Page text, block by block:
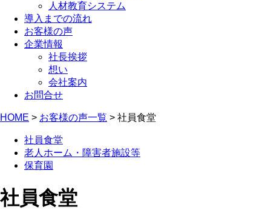
人材教育システム
導入までの流れ
お客様の声
企業情報
社長挨拶
想い
会社案内
お問合せ
HOME > お客様の声一覧 > 社員食堂
社員食堂
老人ホーム・障害者施設等
保育園
社員食堂